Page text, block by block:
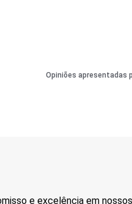
Opiniões apresentadas
e excelência em